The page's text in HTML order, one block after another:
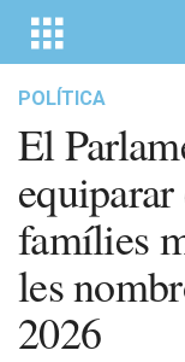
POLÍTICA
El
famílies
les
2026